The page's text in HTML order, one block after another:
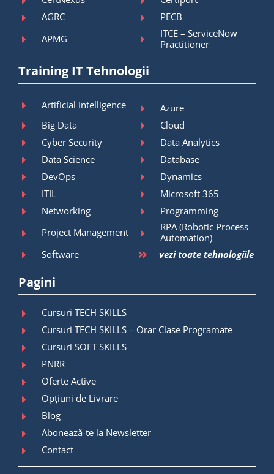
AGRC
PECB
APMG
ITCE – ServiceNow
Practitioner
Training IT Tehnologii
Artificial Intelligence
Azure
Big Data
Cloud
Cyber Security
Data Analytics
Data Science
Database
DevOps
Dynamics
ITIL
Microsoft 365
Networking
Programming
Project Management
RPA (Robotic Process
Automation)
Software
vezi toate tehnologiile
Pagini
Cursuri TECH SKILLS
Cursuri TECH SKILLS – Orar Clase Programate
Cursuri SOFT SKILLS
PNRR
Oferte Active
Opțiuni de Livrare
Blog
Abonează-te la Newsletter
Contact